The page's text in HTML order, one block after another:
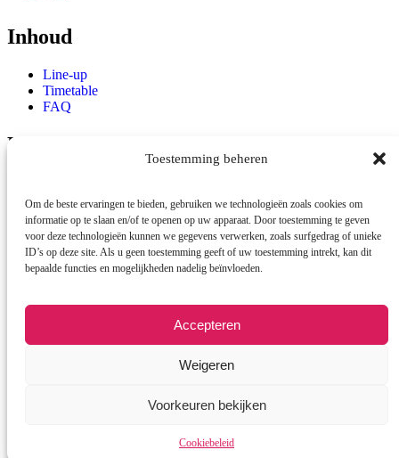
Toestemming beheren
Om de beste ervaringen te bieden, gebruiken we technologieën zoals cookies om
informatie op te slaan en/of te openen op uw apparaat. Door toestemming te geven
voor deze technologieën kunnen we gegevens verwerken, zoals surfgedrag of unieke
ID’s op deze site. Als u geen toestemming geeft of uw toestemming intrekt, kan dit
bepaalde functies en mogelijkheden nadelig beïnvloeden.
Accepteren
Weigeren
Voorkeuren bekijken
Cookiebeleid
Inhoud
Line-up
Timetable
FAQ
Locatie
Contact
info@cestlavie-emmen.nl